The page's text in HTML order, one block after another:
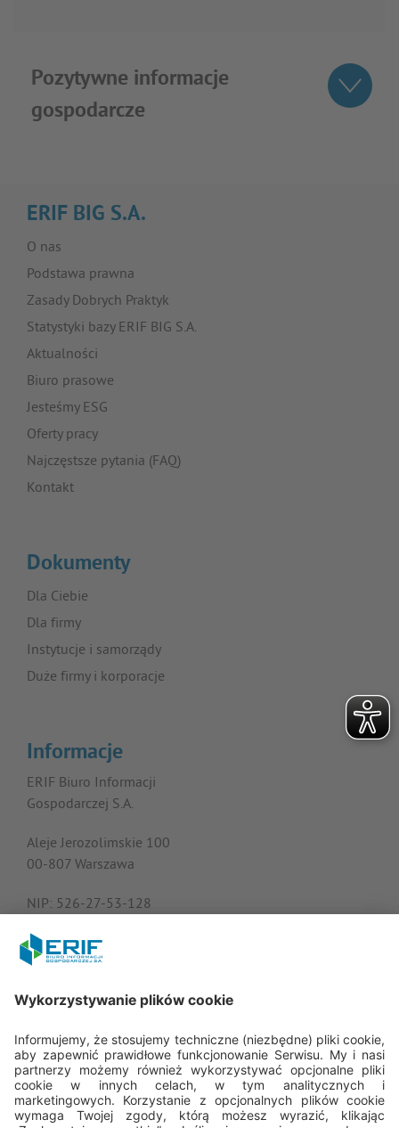
Pozytywne informacje
gospodarcze
ERIF BIG S.A.
O nas
Podstawa prawna
Zasady Dobrych Praktyk
Statystyki bazy ERIF BIG S.A.
Aktualności
Biuro prasowe
Jesteśmy ESG
Oferty pracy
Najczęstsze pytania (FAQ)
Kontakt
Dokumenty
Dla Ciebie
Dla firmy
Instytucje i samorządy
Duże firmy i korporacje
Informacje
ERIF Biuro Informacji
Gospodarczej S.A.
Aleje Jerozolimskie 100
00-807 Warszawa
NIP: 526-27-53-128
REGON: 015613573
22 594 25 15